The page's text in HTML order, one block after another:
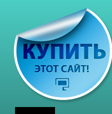
содержимому